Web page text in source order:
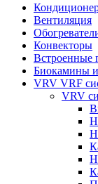
Вентиляция
Конвекторы
Встроенные
Биокамины
VRV VRF
VRV